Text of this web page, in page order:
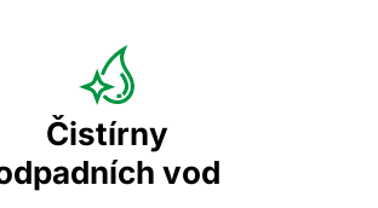
Čistírny
vod